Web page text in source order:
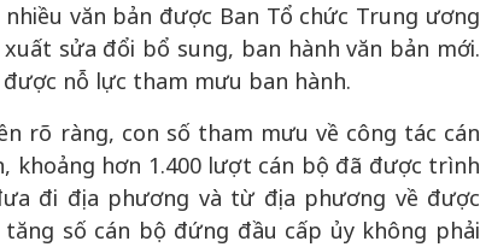
văn bản được Ban Tổ chức Trung ương
sửa đổi bổ sung, ban hành văn bản mới.
nỗ lực tham mưu ban hành.
rõ ràng, con số tham mưu về công tác cán
khoảng hơn 1.400 lượt cán bộ đã được trình
đi địa phương và từ địa phương về được
số cán bộ đứng đầu cấp ủy không phải